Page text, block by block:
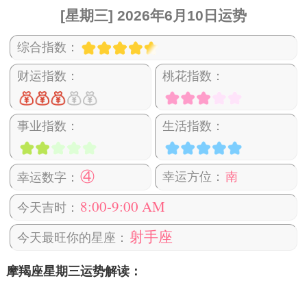
[星期三] 2026年6月10日运势
综合指数：
财运指数： 桃花指数：
事业指数： 生活指数：
幸运数字： ④ 幸运方位： 南
今天吉时： 8:00-9:00 AM
今天最旺你的星座： 射手座
摩羯座星期三运势解读：